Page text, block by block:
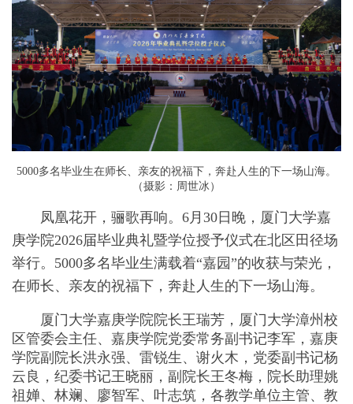
5000多名毕业生在师长、亲友的祝福下，奔赴人生的下一场山海。
（摄影：周世冰）
凤凰花开，骊歌再响。6月30日晚，厦门大学嘉
庚学院2026届毕业典礼暨学位授予仪式在北区田径场
举行。5000多名毕业生满载着“嘉园”的收获与荣光，
在师长、亲友的祝福下，奔赴人生的下一场山海。
厦门大学嘉庚学院院长王瑞芳，厦门大学漳州校
区管委会主任、嘉庚学院党委常务副书记李军，嘉庚
学院副院长洪永强、雷锐生、谢火木，党委副书记杨
云良，纪委书记王晓丽，副院长王冬梅，院长助理姚
祖婵、林斓、廖智军、叶志筑，各教学单位主管、教